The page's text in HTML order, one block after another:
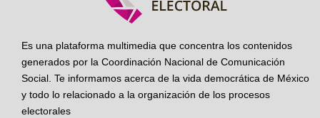
Es una plataforma multimedia que concentra los contenidos
generados por la Coordinación Nacional de Comunicación
Social. Te informamos acerca de la vida democrática de México
y todo lo relacionado a la organización de los procesos
electorales